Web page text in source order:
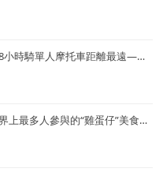
阿聯酋: 48小時騎單人摩托車距離最遠—— Lotfi Hamrouni
香港：世界上最多人參與的“雞蛋仔”美食活動——謝霆鋒陳奕迅香港“雞蛋仔”美食活動